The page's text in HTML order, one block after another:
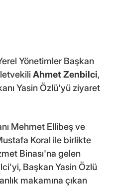
Yönetimler Başkan
Ahmet Zenbilci,
Yasin Özlü'yü ziyaret
Mehmet Ellibeş ve
Koral ile birlikte
Binası'na gelen
Başkan Yasin Özlü
makamına çıkan